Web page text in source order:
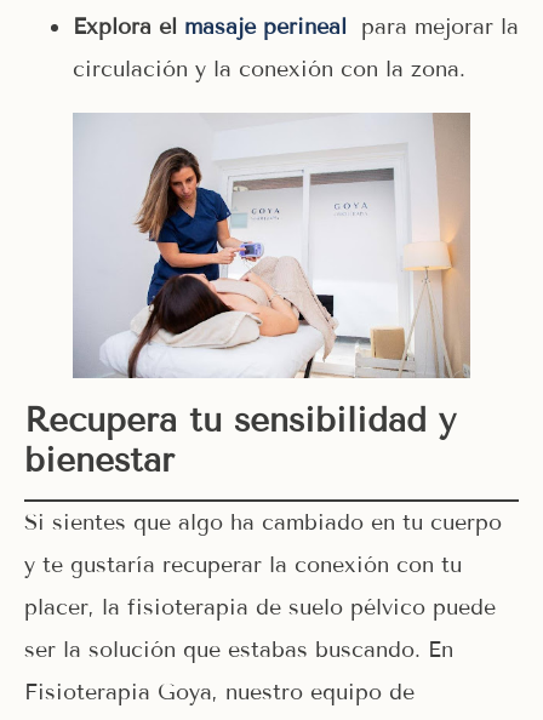
Explora el masaje perineal
para mejorar la
circulación y la conexión con la zona.
Recupera tu sensibilidad y
bienestar
Si sientes que algo ha cambiado en tu cuerpo
y te gustaría recuperar la conexión con tu
placer, la fisioterapia de suelo pélvico puede
ser la solución que estabas buscando. En
Fisioterapia Goya, nuestro equipo de